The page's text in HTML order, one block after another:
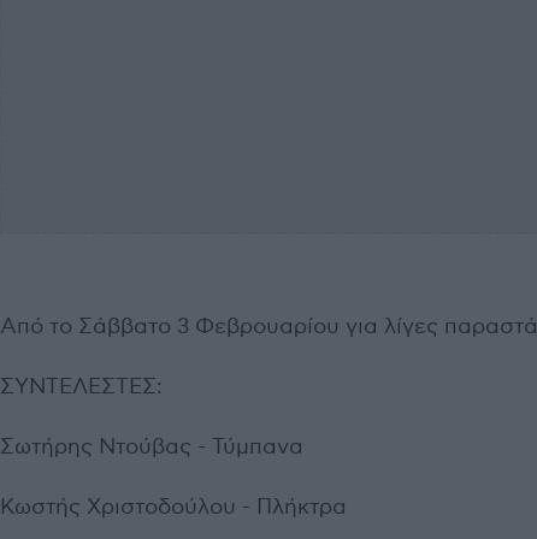
Από το Σάββατο 3 Φεβρουαρίου για λίγες
ΣΥΝΤΕΛΕΣΤΕΣ:
Σωτήρης Ντούβας - Τύμπανα
Κωστής Χριστοδούλου - Πλήκτρα